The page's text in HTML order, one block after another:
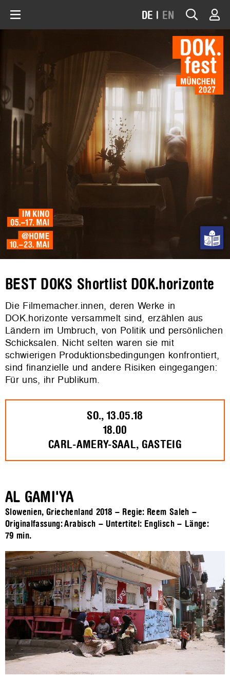
DE | EN
BEST DOKS Shortlist DOK.horizonte
Die Filmemacher.innen, deren Werke in
DOK.horizonte versammelt sind, erzählen aus
Ländern im Umbruch, von Politik und persönlichen
Schicksalen. Nicht selten waren sie mit
schwierigen Produktionsbedingungen konfrontiert,
sind finanzielle und andere Risiken eingegangen:
Für uns, ihr Publikum.
SO., 13.05.18
18.00
CARL-AMERY-SAAL, GASTEIG
AL GAMI'YA
Slowenien, Griechenland 2018 – Regie: Reem Saleh –
Originalfassung: Arabisch – Untertitel: Englisch – Länge:
79 min.